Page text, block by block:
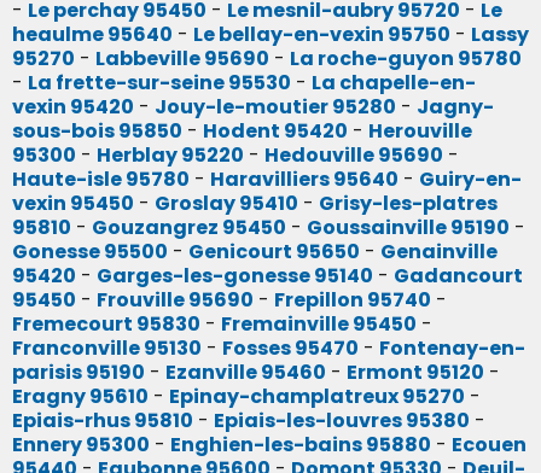
- Le perchay 95450 - Le mesnil-aubry 95720 - Le
heaulme 95640 - Le bellay-en-vexin 95750 - Lassy
95270 - Labbeville 95690 - La roche-guyon 95780
- La frette-sur-seine 95530 - La chapelle-en-
vexin 95420 - Jouy-le-moutier 95280 - Jagny-
sous-bois 95850 - Hodent 95420 - Herouville
95300 - Herblay 95220 - Hedouville 95690 -
Haute-isle 95780 - Haravilliers 95640 - Guiry-en-
vexin 95450 - Groslay 95410 - Grisy-les-platres
95810 - Gouzangrez 95450 - Goussainville 95190 -
Gonesse 95500 - Genicourt 95650 - Genainville
95420 - Garges-les-gonesse 95140 - Gadancourt
95450 - Frouville 95690 - Frepillon 95740 -
Fremecourt 95830 - Fremainville 95450 -
Franconville 95130 - Fosses 95470 - Fontenay-en-
parisis 95190 - Ezanville 95460 - Ermont 95120 -
Eragny 95610 - Epinay-champlatreux 95270 -
Epiais-rhus 95810 - Epiais-les-louvres 95380 -
Ennery 95300 - Enghien-les-bains 95880 - Ecouen